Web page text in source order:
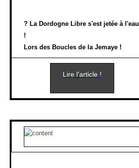
? La Dordogne Libre s'est jetée à l'eau
!
Lors des Boucles de la Jemaye !
Lire l'article !